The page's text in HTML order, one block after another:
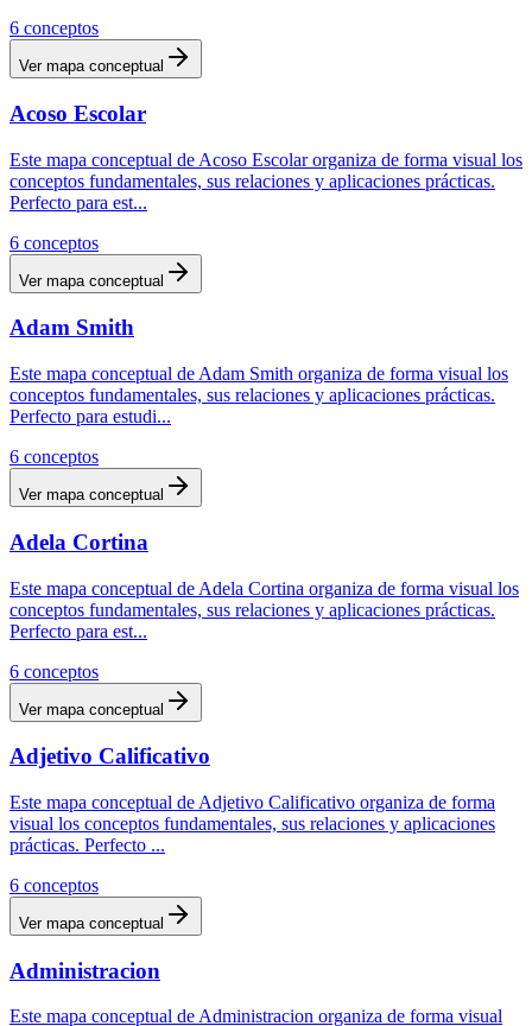
6 conceptos
Ver mapa conceptual
Acoso Escolar
Este mapa conceptual de Acoso Escolar organiza de forma visual los
conceptos fundamentales, sus relaciones y aplicaciones prácticas.
Perfecto para est...
6 conceptos
Ver mapa conceptual
Adam Smith
Este mapa conceptual de Adam Smith organiza de forma visual los
conceptos fundamentales, sus relaciones y aplicaciones prácticas.
Perfecto para estudi...
6 conceptos
Ver mapa conceptual
Adela Cortina
Este mapa conceptual de Adela Cortina organiza de forma visual los
conceptos fundamentales, sus relaciones y aplicaciones prácticas.
Perfecto para est...
6 conceptos
Ver mapa conceptual
Adjetivo Calificativo
Este mapa conceptual de Adjetivo Calificativo organiza de forma
visual los conceptos fundamentales, sus relaciones y aplicaciones
prácticas. Perfecto ...
6 conceptos
Ver mapa conceptual
Administracion
Este mapa conceptual de Administracion organiza de forma visual